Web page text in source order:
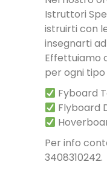
Istruttori
istruirti con
insegnarti
Effettuiamo
per ogni tipo
Fyboard
Flyboard
Per info
3408310242.